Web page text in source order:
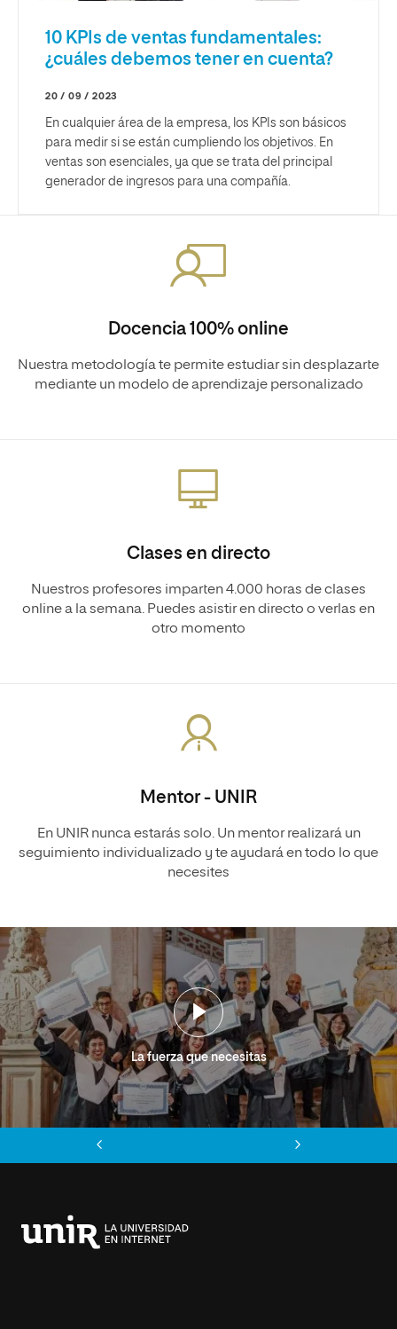
10 KPIs de ventas fundamentales:
¿cuáles debemos tener en cuenta?
20 / 09 / 2023
En cualquier área de la empresa, los KPIs son básicos
para medir si se están cumpliendo los objetivos. En
ventas son esenciales, ya que se trata del principal
generador de ingresos para una compañía.
Docencia 100% online
Nuestra metodología te permite estudiar sin desplazarte
mediante un modelo de aprendizaje personalizado
Clases en directo
Nuestros profesores imparten 4.000 horas de clases
online a la semana. Puedes asistir en directo o verlas en
otro momento
Mentor - UNIR
En UNIR nunca estarás solo. Un mentor realizará un
seguimiento individualizado y te ayudará en todo lo que
necesites
La fuerza que necesitas